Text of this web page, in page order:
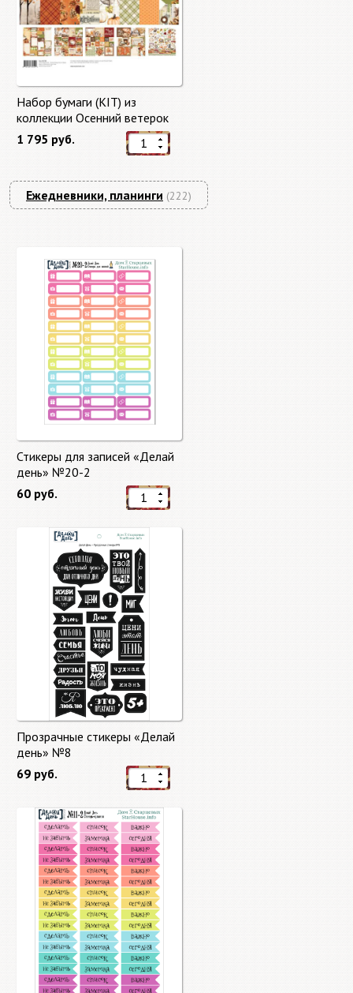
Набор бумаги (KIT) из
коллекции Осенний ветерок
"Autumn Breeze"
1 795 руб.
Ежедневники, планинги (222)
Стикеры для записей «Делай
день» №20-2
60 руб.
Прозрачные стикеры «Делай
день» №8
69 руб.